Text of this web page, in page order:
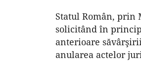
Statul Român, prin
solicitând în
anterioare
anularea actelor